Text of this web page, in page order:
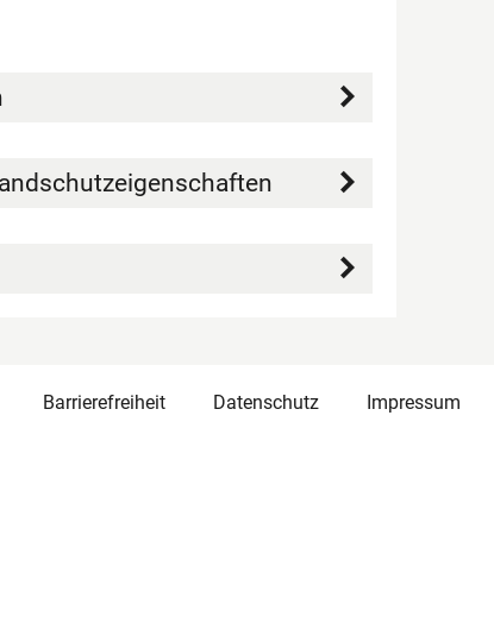
Barrierefreiheit Datenschutz Impressum